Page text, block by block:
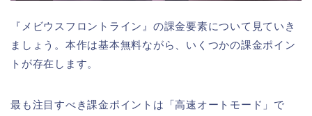
『メビウスフロントライン』の課金要素について見ていき
ましょう。本作は基本無料ながら、いくつかの課金ポイン
トが存在します。
最も注目すべき課金ポイントは「高速オートモード」で